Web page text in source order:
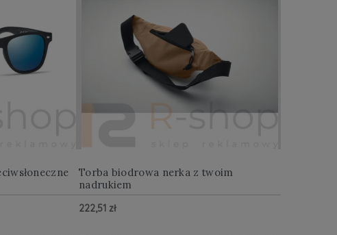
Torba biodrowa nerka z twoim
nadrukiem
222,51 zł